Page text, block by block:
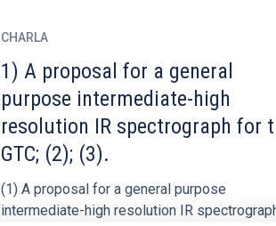
CHARLA
1) A proposal for a general
purpose intermediate-high
resolution IR spectrograph for
GTC; (2); (3).
(1) A proposal for a general purpose
intermediate-high resolution IR